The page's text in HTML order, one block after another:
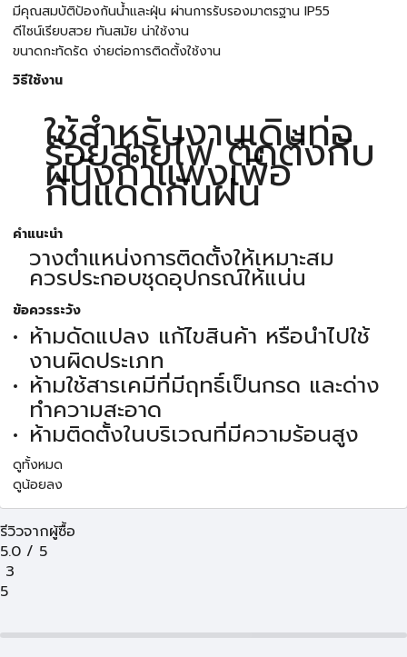
มีคุณสมบัติป้องกันน้ำและฝุ่น ผ่านการรับรองมาตรฐาน IP55
ดีไซน์เรียบสวย ทันสมัย น่าใช้งาน
ขนาดกะทัดรัด ง่ายต่อการติดตั้งใช้งาน
วิธีใช้งาน
ใช้สำหรับงานเดินท่อ
ร้อยสายไฟ ติดตั้งกับ
ผนังกำแพงเพื่อ
กันแดดกันฝน
คำแนะนำ
วางตำแหน่งการติดตั้งให้เหมาะสม
ควรประกอบชุดอุปกรณ์ให้แน่น
ข้อควรระวัง
ห้ามดัดแปลง แก้ไขสินค้า หรือนำไปใช้
งานผิดประเภท
ห้ามใช้สารเคมีที่มีฤทธิ์เป็นกรด และด่าง
ทำความสะอาด
ห้ามติดตั้งในบริเวณที่มีความร้อนสูง
ดูทั้งหมด
ดูน้อยลง
รีวิวจากผู้ซื้อ
5.0 / 5
3
5